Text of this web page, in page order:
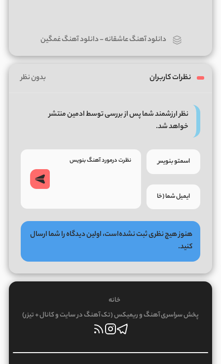
دانلود آهنگ عاشقانه-دانلود آهنگ غمگین
نظرات کاربران بدون نظر
نظر ارزشمند شما پس از بررسی توسط ادمین منتشر
خواهد شد.
هنوز هیچ نظری ثبت نشده‌است، اولین دیدگاه را شما ارسال
کنید.
خانه
پخش سراسری آهنگ و ریمیکس (تک آهنگ در سایت و کانال + تیزر)